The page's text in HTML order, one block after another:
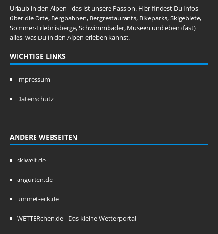
Urlaub in den Alpen - das ist unsere Passion. Hier findest Du Infos
über die Orte, Bergbahnen, Bergrestaurants, Bikeparks, Skigebiete,
Sommer-Erlebnisberge, Schwimmbäder, Museen und eben (fast)
alles, was Du in den Alpen erleben kannst.
WICHTIGE LINKS
Impressum
Datenschutz
ANDERE WEBSEITEN
skiwelt.de
angurten.de
ummet-eck.de
WETTERchen.de - Das kleine Wetterportal